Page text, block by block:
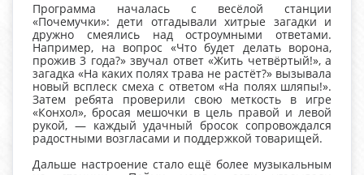
Программа началась с весёлой станции
«Почемучки»: дети отгадывали хитрые загадки и
дружно смеялись над остроумными ответами.
Например, на вопрос «Что будет делать ворона,
прожив 3 года?» звучал ответ «Жить четвёртый!», а
загадка «На каких полях трава не растёт?» вызывала
новый всплеск смеха с ответом «На полях шляпы!».
Затем ребята проверили свою меткость в игре
«Конхол», бросая мешочки в цель правой и левой
рукой, — каждый удачный бросок сопровождался
радостными возгласами и поддержкой товарищей.
Дальше настроение стало ещё более музыкальным